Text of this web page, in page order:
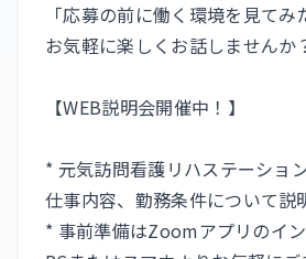
「応募の前に働く環境を見てみ
お気軽に楽しくお話しませんか
【WEB説明会開催中！】
* 元気訪問看護リハステーショ
仕事内容、勤務条件について説
* 事前準備はZoomアプリのイ